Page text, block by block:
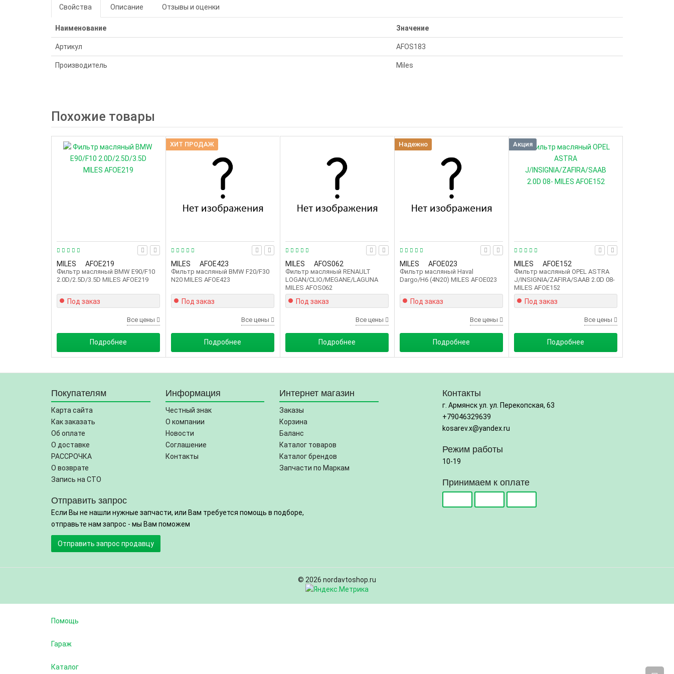
Свойства Описание Отзывы и оценки
Наименование Значение
Артикул AFOS183
Производитель Miles
Похожие товары
MILES AFOE219
Фильтр масляный BMW E90/F10
2.0D/2.5D/3.5D MILES AFOE219
Под заказ
Все цены
Подробнее
MILES AFOE423
Фильтр масляный BMW F20/F30
N20 MILES AFOE423
ХИТ ПРОДАЖ
Под заказ
Все цены
Подробнее
MILES AFOS062
Фильтр масляный RENAULT
LOGAN/CLIO/MEGANE/LAGUNA
MILES AFOS062
Под заказ
Все цены
Подробнее
MILES AFOE023
Фильтр масляный Haval
Dargo/H6 (4N20) MILES AFOE023
Надежно
Под заказ
Все цены
Подробнее
MILES AFOE152
Фильтр масляный OPEL ASTRA
J/INSIGNIA/ZAFIRA/SAAB 2.0D 08-
MILES AFOE152
Акция
Под заказ
Все цены
Подробнее
Покупателям
Карта сайта
Как заказать
Об оплате
О доставке
РАССРОЧКА
О возврате
Запись на СТО
Информация
Честный знак
О компании
Новости
Соглашение
Контакты
Интернет магазин
Заказы
Корзина
Баланс
Каталог товаров
Каталог брендов
Запчасти по Маркам
Отправить запрос
Если Вы не нашли нужные запчасти, или Вам требуется помощь в подборе,
отправьте нам запрос - мы Вам поможем
Отправить запрос продавцу
Контакты
г. Армянск ул. ул. Перекопская, 63
+79046329639
kosarev.x@yandex.ru
Режим работы
10-19
Принимаем к оплате
© 2026 nordavtoshop.ru
Помощь
Гараж
Каталог